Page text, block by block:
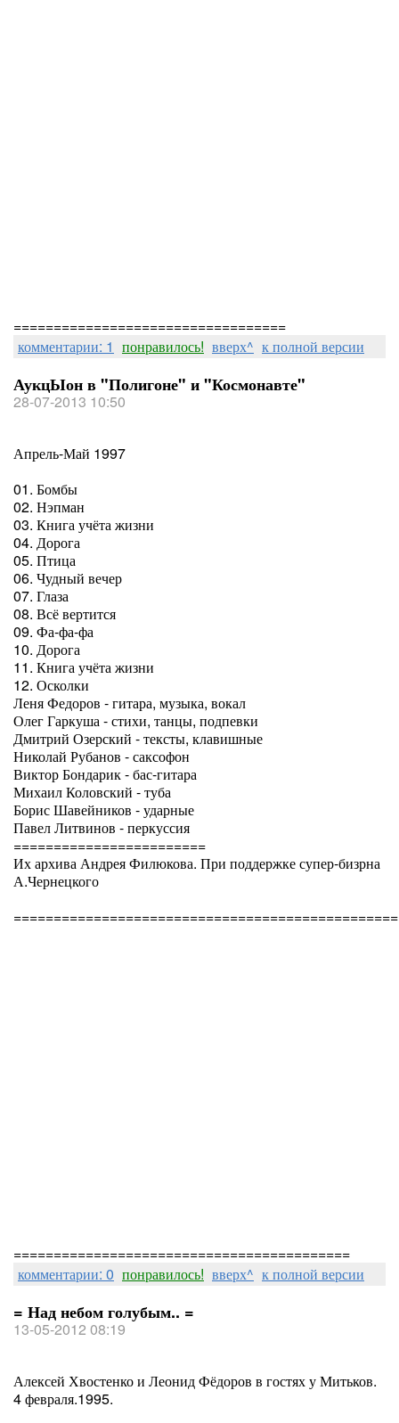
==================================
комментарии: 1 понравилось! вверх^ к полной версии
АукцЫон в "Полигоне" и "Космонавте"
28-07-2013 10:50
Апрель-Май 1997
01. Бомбы
02. Нэпман
03. Книга учёта жизни
04. Дорога
05. Птица
06. Чудный вечер
07. Глаза
08. Всё вертится
09. Фа-фа-фа
10. Дорога
11. Книга учёта жизни
12. Осколки
Леня Федоров - гитара, музыка, вокал
Олег Гаркуша - стихи, танцы, подпевки
Дмитрий Озерский - тексты, клавишные
Николай Рубанов - саксофон
Виктор Бондарик - бас-гитара
Михаил Коловский - туба
Борис Шавейников - ударные
Павел Литвинов - перкуссия
========================
Их архива Андрея Филюкова. При поддержке супер-бизрна
А.Чернецкого
==========================================
комментарии: 0 понравилось! вверх^ к полной версии
= Над небом голубым.. =
13-05-2012 08:19
Алексей Хвостенко и Леонид Фёдоров в гостях у Митьков.
4 февраля.1995.